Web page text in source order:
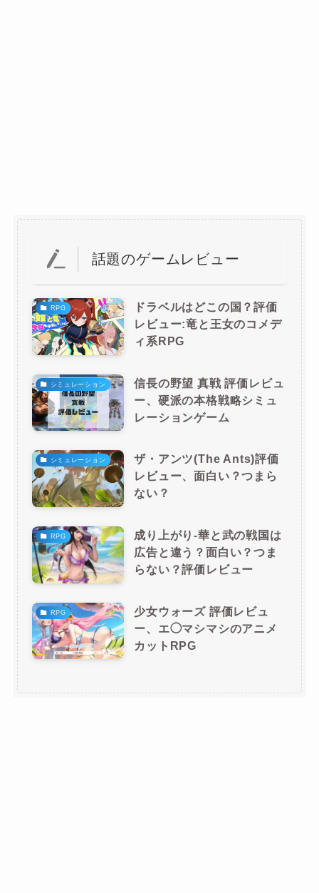
話題のゲームレビュー
RPG
ドラベルはどこの国？評価
レビュー:竜と王女のコメデ
ィ系RPG
シミュレーション
信長の野望 真戦 評価レビュ
ー、硬派の本格戦略シミュ
レーションゲーム
シミュレーション
ザ・アンツ(The Ants)評価
レビュー、面白い？つまら
ない？
RPG
成り上がり-華と武の戦国は
広告と違う？面白い？つま
らない？評価レビュー
RPG
少女ウォーズ 評価レビュ
ー、エ◯マシマシのアニメ
カットRPG